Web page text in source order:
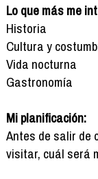
Lo que más me
Historia
Cultura y
Vida nocturna
Gastronomía
Mi planificación:
Antes de salir de
visitar, cuál será